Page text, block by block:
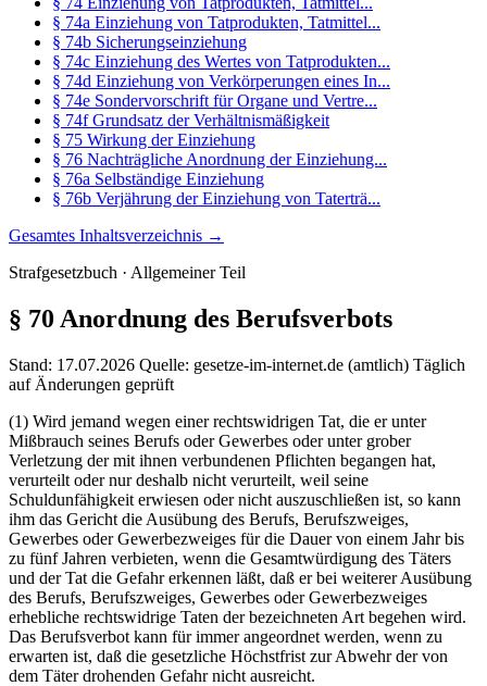
§ 74a Einziehung von Tatprodukten, Tatmittel...
§ 74b Sicherungseinziehung
§ 74c Einziehung des Wertes von Tatprodukten...
§ 74d Einziehung von Verkörperungen eines In...
§ 74e Sondervorschrift für Organe und Vertre...
§ 74f Grundsatz der Verhältnismäßigkeit
§ 75 Wirkung der Einziehung
§ 76 Nachträgliche Anordnung der Einziehung...
§ 76a Selbständige Einziehung
§ 76b Verjährung der Einziehung von Taterträ...
Gesamtes Inhaltsverzeichnis →
Strafgesetzbuch · Allgemeiner Teil
§ 70 Anordnung des Berufsverbots
Stand: 17.07.2026 Quelle: gesetze-im-internet.de (amtlich) Täglich
auf Änderungen geprüft
(1) Wird jemand wegen einer rechtswidrigen Tat, die er unter
Mißbrauch seines Berufs oder Gewerbes oder unter grober
Verletzung der mit ihnen verbundenen Pflichten begangen hat,
verurteilt oder nur deshalb nicht verurteilt, weil seine
Schuldunfähigkeit erwiesen oder nicht auszuschließen ist, so kann
ihm das Gericht die Ausübung des Berufs, Berufszweiges,
Gewerbes oder Gewerbezweiges für die Dauer von einem Jahr bis
zu fünf Jahren verbieten, wenn die Gesamtwürdigung des Täters
und der Tat die Gefahr erkennen läßt, daß er bei weiterer Ausübung
des Berufs, Berufszweiges, Gewerbes oder Gewerbezweiges
erhebliche rechtswidrige Taten der bezeichneten Art begehen wird.
Das Berufsverbot kann für immer angeordnet werden, wenn zu
erwarten ist, daß die gesetzliche Höchstfrist zur Abwehr der von
dem Täter drohenden Gefahr nicht ausreicht.